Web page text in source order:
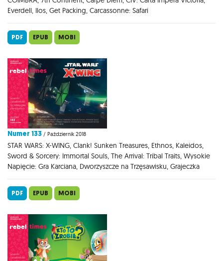
Everdell, Ilos, Get Packing, Carcassonne: Safari
PDF EPUB MOBI
Numer 133 / Październik 2018
STAR WARS: X-WING, Clank! Sunken Treasures, Ethnos, Kaleidos,
Sword & Sorcery: Immortal Souls, The Arrival: Tribal Traits, Wysokie
Napięcie: Gra Karciana, Dworzyszcze na Trzęsawisku, Grajeczka
PDF EPUB MOBI